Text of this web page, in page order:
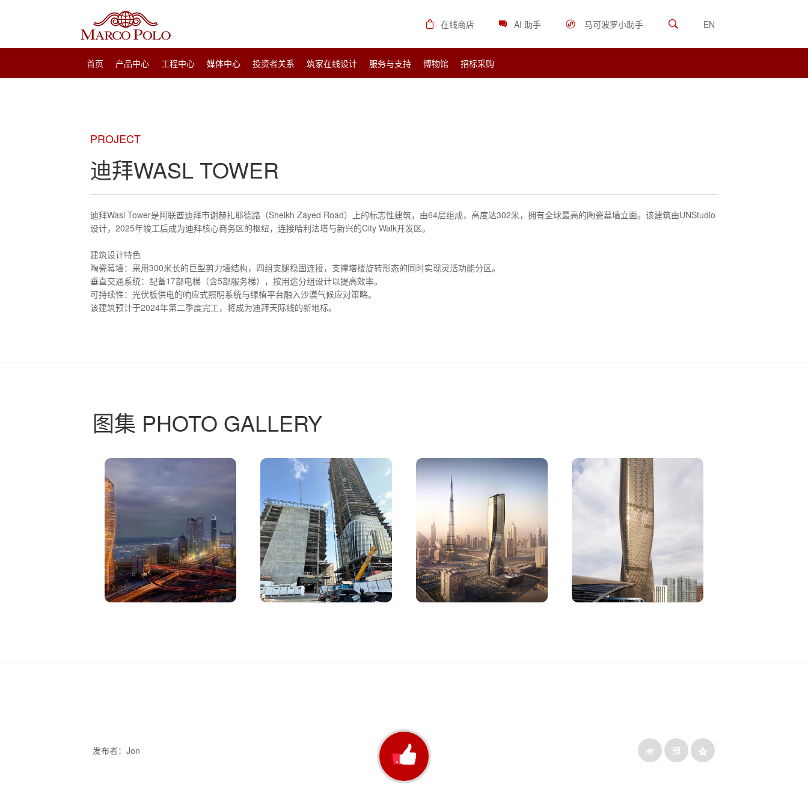
在线商店 AI 助手 马可波罗小助手 EN
首页 产品中心 工程中心 媒体中心 投资者关系 筑家在线设计 服务与支持 博物馆 招标采购
PROJECT
迪拜WASL TOWER
迪拜Wasl Tower是阿联酋迪拜市谢赫扎耶德路（Sheikh Zayed Road）上的标志性建筑，由64层组成，高度达302米，拥有全球最高的陶瓷幕墙立面。该建筑由UNStudio
设计，2025年竣工后成为迪拜核心商务区的枢纽，连接哈利法塔与新兴的City Walk开发区。 ‌
建筑设计特色
‌陶瓷幕墙‌：采用300米长的巨型剪力墙结构，四组支腿稳固连接，支撑塔楼旋转形态的同时实现灵活功能分区。 ‌
‌垂直交通系统‌：配备17部电梯（含5部服务梯），按用途分组设计以提高效率。 ‌
可持续性‌：光伏板供电的响应式照明系统与绿植平台融入沙漠气候应对策略。 ‌
该建筑预计于2024年第二季度完工，将成为迪拜天际线的新地标。
图集 PHOTO GALLERY
发布者：Jon